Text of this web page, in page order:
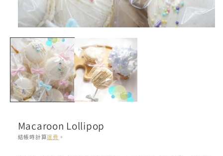
互
動
視
窗
中
開
啟
體
檔
Macaroon Lollipop
結帳時計算運費 。